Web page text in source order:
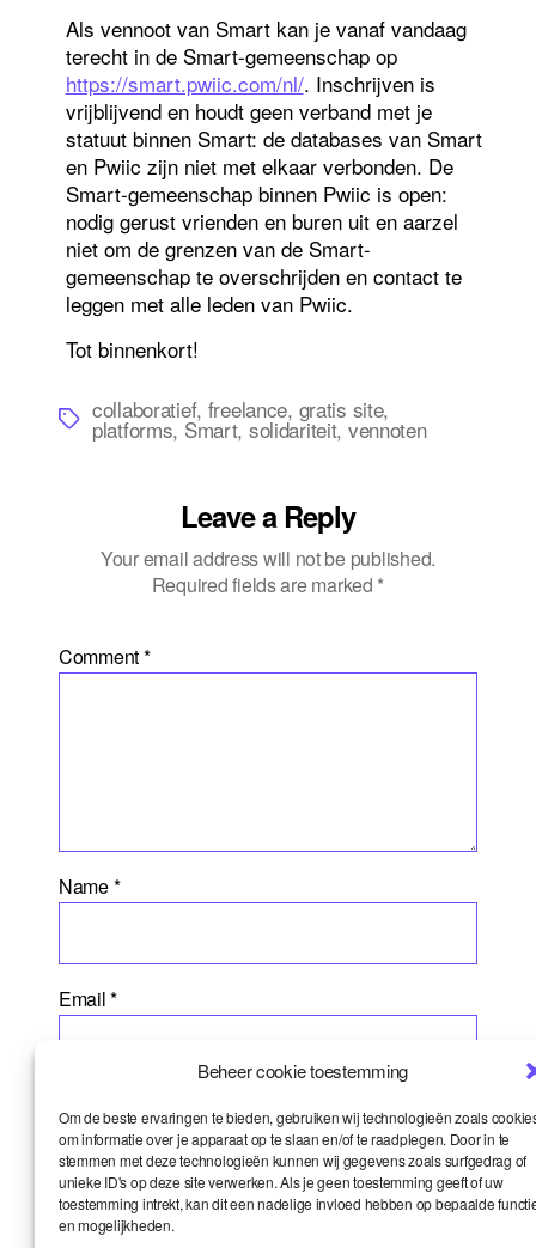
Beheer cookie toestemming
Om de beste ervaringen te bieden, gebruiken wij technologieën zoals
om informatie over je apparaat op te slaan en/of te raadplegen. Door in te
stemmen met deze technologieën kunnen wij gegevens zoals surfgedrag of
unieke ID's op deze site verwerken. Als je geen toestemming geeft of uw
toestemming intrekt, kan dit een nadelige invloed hebben op bepaalde
en mogelijkheden.
Als vennoot van Smart kan je vanaf vandaag
terecht in de Smart-gemeenschap op
https://smart.pwiic.com/nl/. Inschrijven is
vrijblijvend en houdt geen verband met je
statuut binnen Smart: de databases van Smart
en Pwiic zijn niet met elkaar verbonden. De
Smart-gemeenschap binnen Pwiic is open:
nodig gerust vrienden en buren uit en aarzel
niet om de grenzen van de Smart-
gemeenschap te overschrijden en contact te
leggen met alle leden van Pwiic.
Tot binnenkort!
Tagscollaboratief, freelance, gratis site,
platforms, Smart, solidariteit, vennoten
Leave a Reply
Your email address will not be published.
Required fields are marked *
Comment*
Name*
Email*
Website